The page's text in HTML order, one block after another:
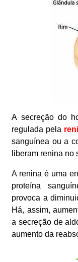
A secreção do
regulada pela
sanguínea ou a
liberam renina no
A renina é uma
proteína
provoca a
Há, assim,
a secreção de
aumento da